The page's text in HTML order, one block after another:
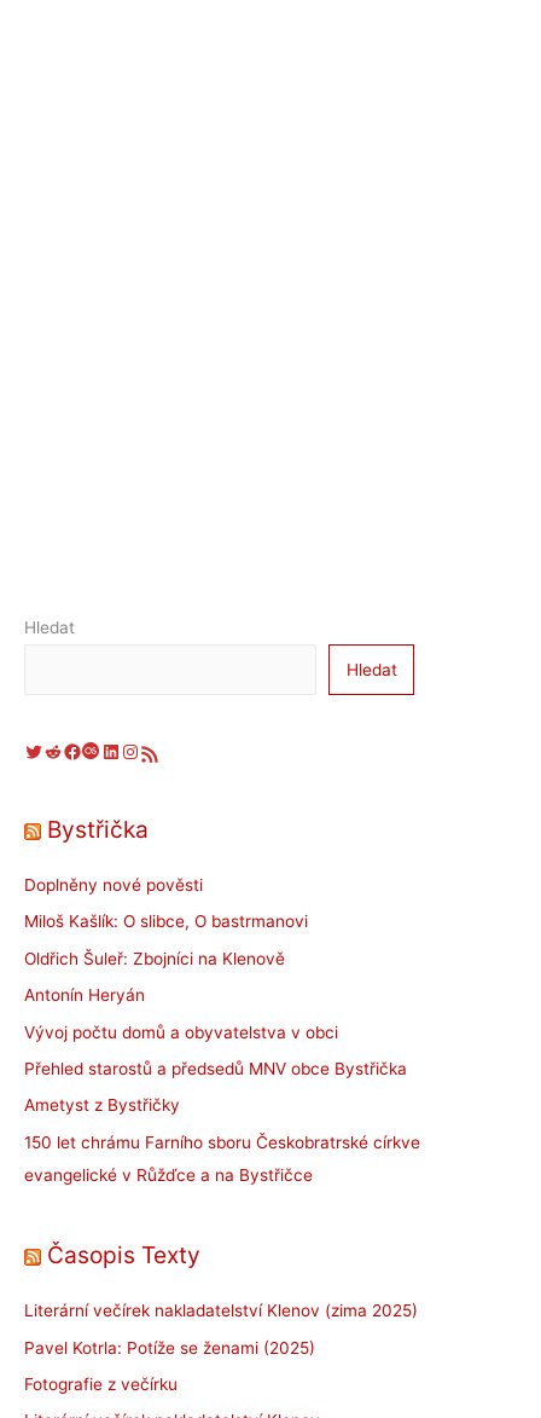
Hledat
Hledat
Twitter Reddit Facebook Last.fm LinkedIn Instagram RSS zdroj
Bystřička
Doplněny nové pověsti
Miloš Kašlík: O slibce, O bastrmanovi
Oldřich Šuleř: Zbojníci na Klenově
Antonín Heryán
Vývoj počtu domů a obyvatelstva v obci
Přehled starostů a předsedů MNV obce Bystřička
Ametyst z Bystřičky
150 let chrámu Farního sboru Českobratrské církve
evangelické v Růžďce a na Bystřičce
Časopis Texty
Literární večírek nakladatelství Klenov (zima 2025)
Pavel Kotrla: Potíže se ženami (2025)
Fotografie z večírku